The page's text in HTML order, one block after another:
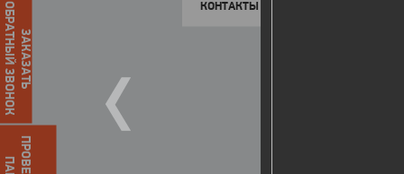
КОНТАКТЫ
ЗАКАЗАТЬ
ОБРАТНЫЙ ЗВОНОК